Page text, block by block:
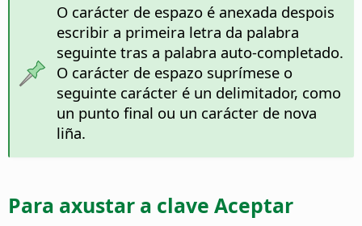
O carácter de espazo é anexada despois
escribir a primeira letra da palabra
seguinte tras a palabra auto-completado.
O carácter de espazo suprímese o
seguinte carácter é un delimitador, como
un punto final ou un carácter de nova
liña.
Para axustar a clave Aceptar